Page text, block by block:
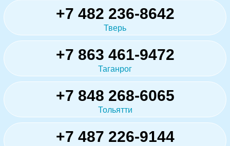
+7 482 236-8642
Тверь
+7 863 461-9472
Таганрог
+7 848 268-6065
Тольятти
+7 487 226-9144